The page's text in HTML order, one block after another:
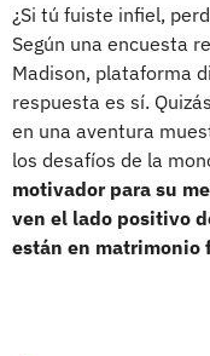
¿Si tú fuiste infiel,
Según una encuesta
Madison, plataforma
respuesta es sí.
en una aventura
los desafíos de la
motivador para su
ven el lado positivo
están en matrimonio